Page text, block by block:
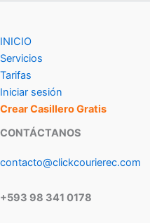
INICIO
Servicios
Tarifas
Iniciar sesión
Crear Casillero Gratis
CONTÁCTANOS
contacto@clickcourierec.com
+593 98 341 0178